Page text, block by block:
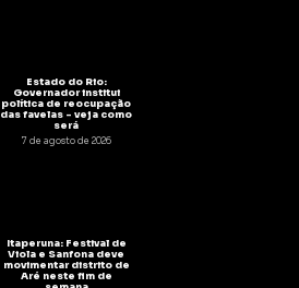
Estado do Rio:
Governador institui
política de reocupação
das favelas – veja como
será
7 de agosto de 2026
Itaperuna: Festival de
Viola e Sanfona deve
movimentar distrito de
Aré neste fim de